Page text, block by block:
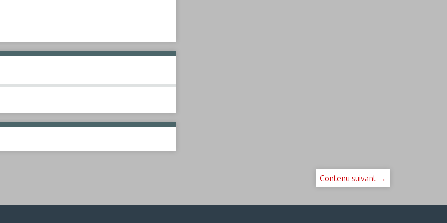
Contenu suivant →